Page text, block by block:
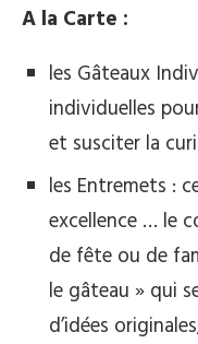
A la Carte :
les Gâteaux
individuelles
et susciter la
les Entremets :
excellence … le
de fête ou de
le gâteau » qui
d’idées